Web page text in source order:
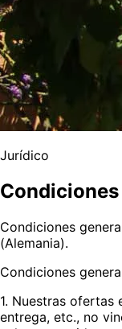
Jurídico
Condiciones
(Alemania).
Condiciones
1. Nuestras ofertas
entrega, etc., no